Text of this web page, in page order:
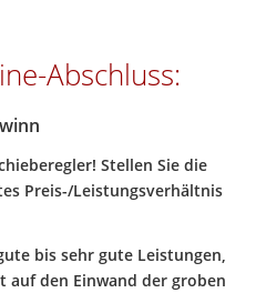
Abschluss:
Stellen Sie die
Preis-/Leistungsverhältnis
bis sehr gute Leistungen,
auf den Einwand der groben